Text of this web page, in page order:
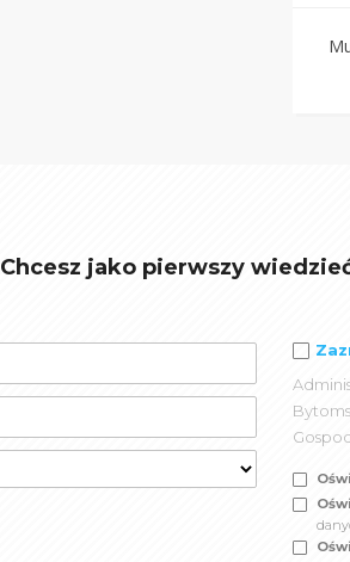
Chcesz jako pierwszy